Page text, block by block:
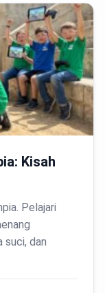
Kisah
Pelajari
suci, dan